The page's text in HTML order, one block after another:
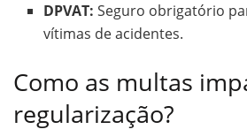
DPVAT: Seguro obrigatório
vítimas de acidentes.
Como as multas
regularização?